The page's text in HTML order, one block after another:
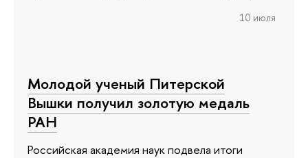
10 июля
Молодой ученый Питерской
Вышки получил золотую медаль
РАН
Российская академия наук подвела итоги